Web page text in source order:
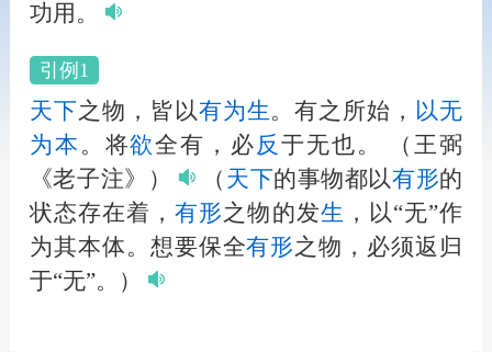
功用。
引例1
天下之物，皆以有为生。有之所始， 以无
为本 。将欲全有，必 反 于无也。
（王弼
《老子注》）
（ 天下的事物都以有形的
状态存在着，有形之物的发生 ，以“无”作
为其本体。想要保全有形之物，必须返归
于“无”。）